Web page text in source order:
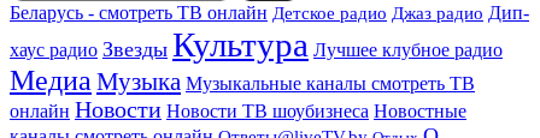
Беларусь - смотреть ТВ онлайн Детское радио Джаз радио Дип-
хаус радио Звезды Культура Лучшее клубное радио
Медиа Музыка Музыкальные каналы смотреть ТВ
онлайн Новости Новости ТВ шоубизнеса Новостные